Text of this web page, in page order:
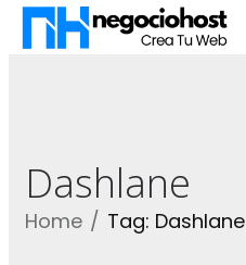
Dashlane
Home Tag: Dashlane